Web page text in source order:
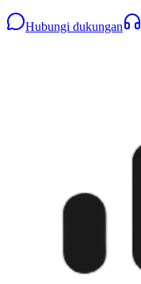
Hubungi dukungan